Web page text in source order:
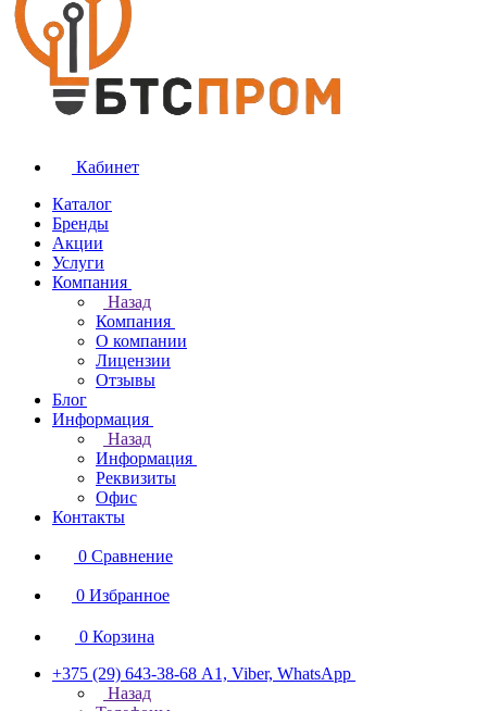
Кабинет
Каталог
Бренды
Акции
Услуги
Компания
Назад
Компания
О компании
Лицензии
Отзывы
Блог
Информация
Назад
Информация
Реквизиты
Офис
Контакты
0 Сравнение
0 Избранное
0 Корзина
+375 (29) 643-38-68 А1, Viber, WhatsApp
Назад